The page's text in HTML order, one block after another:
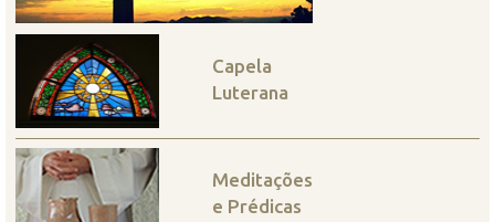
Capela
Luterana
Meditações
e Prédicas